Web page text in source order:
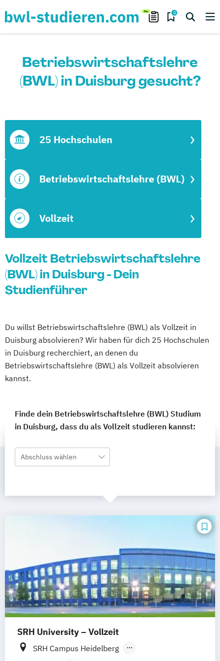
0
Betriebswirtschaftslehre
(BWL) in Duisburg gesucht?
Vollzeit
Betriebswirtschaftslehre (BWL)
25 Hochschulen
Vollzeit Betriebswirtschaftslehre
(BWL) in Duisburg - Dein
Studienführer
Du willst Betriebswirtschaftslehre (BWL) als Vollzeit in
Duisburg absolvieren? Wir haben für dich 25 Hochschulen
in Duisburg recherchiert, an denen du
Betriebswirtschaftslehre (BWL) als Vollzeit absolvieren
kannst.
Finde dein Betriebswirtschaftslehre (BWL) Studium
in Duisburg, dass du als Vollzeit studieren kannst:
Abschluss wählen
SRH University – Vollzeit
SRH Campus Heidelberg